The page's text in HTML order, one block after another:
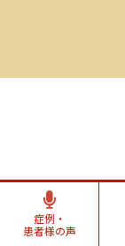
症例・
患者様の声